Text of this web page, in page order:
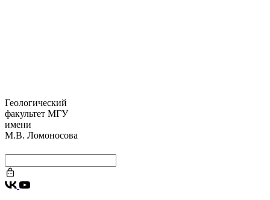
Геологический
факультет МГУ
имени
М.В. Ломоносова